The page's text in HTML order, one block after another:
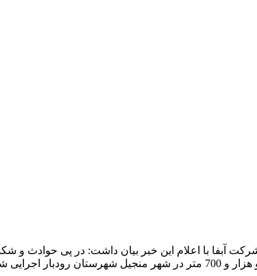
با اعلام این خبر بیان داشت: در پی حوادث و